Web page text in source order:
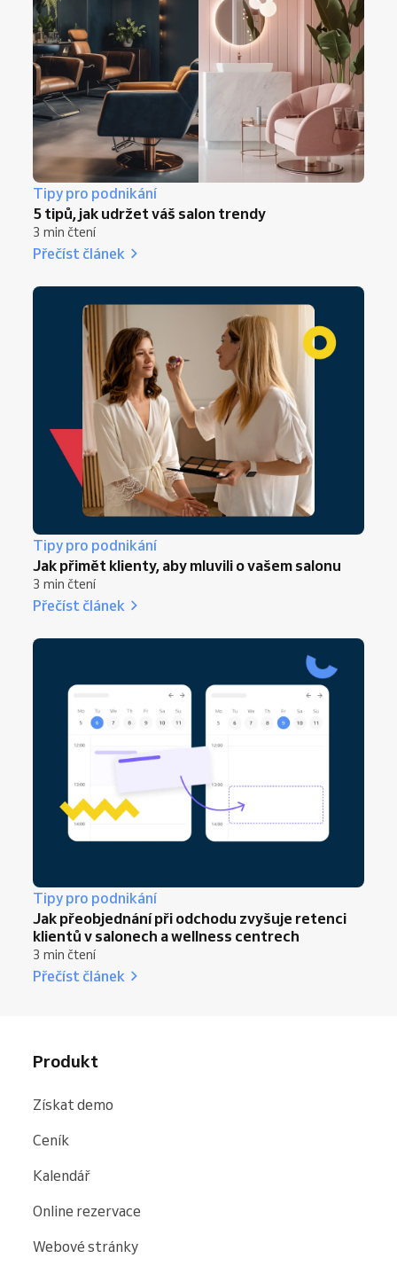
Tipy pro podnikání
5 tipů, jak udržet váš salon trendy
3 min čtení
Přečíst článek
Tipy pro podnikání
Jak přimět klienty, aby mluvili o vašem salonu
3 min čtení
Přečíst článek
Tipy pro podnikání
Jak přeobjednání při odchodu zvyšuje retenci
klientů v salonech a wellness centrech
3 min čtení
Přečíst článek
Produkt
Získat demo
Ceník
Kalendář
Online rezervace
Webové stránky